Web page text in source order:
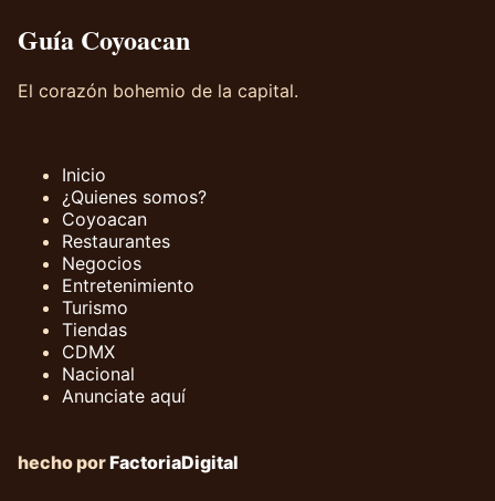
Guía Coyoacan
El corazón bohemio de la capital.
Inicio
¿Quienes somos?
Coyoacan
Restaurantes
Negocios
Entretenimiento
Turismo
Tiendas
CDMX
Nacional
Anunciate aquí
hecho porFactoriaDigital